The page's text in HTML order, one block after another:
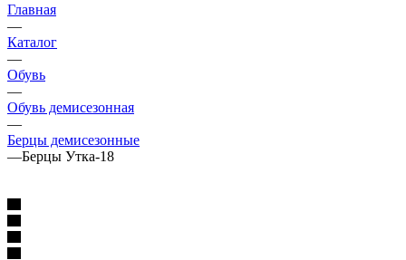
Главная
—
Каталог
—
Обувь
—
Обувь демисезонная
—
Берцы демисезонные
—Берцы Утка-18